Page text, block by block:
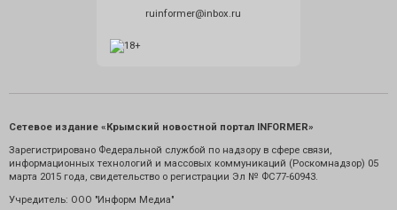
ruinformer@inbox.ru
Сетевое издание «Крымский новостной портал INFORMER»
Зарегистрировано Федеральной службой по надзору в сфере связи,
информационных технологий и массовых коммуникаций (Роскомнадзор) 05
марта 2015 года, свидетельство о регистрации Эл № ФС77-60943.
Учредитель: ООО "Информ Медиа"